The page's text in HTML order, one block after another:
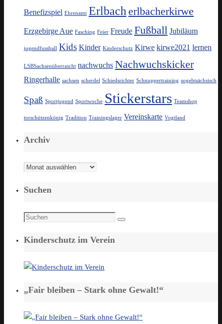
Benefizspiel Ehrenamt Erlbach erlbacherkirwe
Erzgebirge Aue Fasching Feier Freude Fußball Jubiläum
jugendfussball Kids Kinder Kinderschutz Kirwe kirwe2021 lernen
LSBSachsenüberrascht nachwuchs Nachwuchskicker
Ringerhalle sachsen scherdel Schiedsrichter Schnuppertraining sogehtsächsisch
Spaß Sportjugend Sportwoche Stickerstars Teamshop
torschützenkönig Tradition Trainingslager Vereinskarte Vogtland
Archiv
Archiv
Suchen
Suchen
Suchen
Kinderschutz im Verein
„Fair bleiben – Stark ohne Gewalt!“